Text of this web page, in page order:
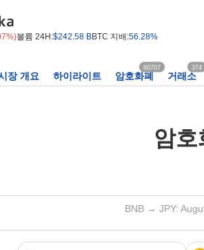
볼륨 24H:$242.58 BBTC 지배:56.28%
장 개요 하이라이트 암호화폐
60707
거래소
374
암호
BNB → JPY: